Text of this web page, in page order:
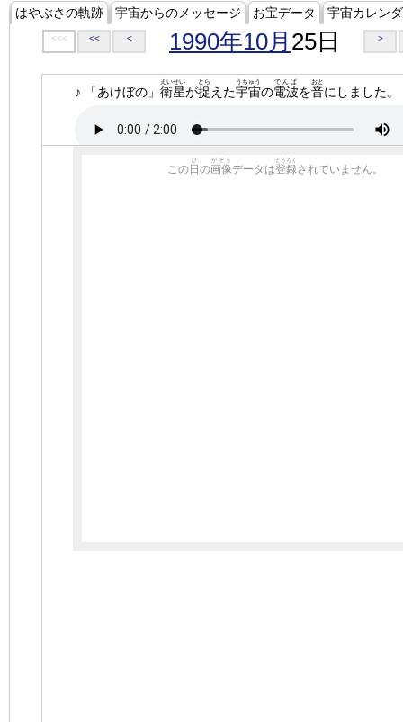
はやぶさの軌跡 宇宙からのメッセージ お宝データ 宇宙カレン
<<< << < 1990年10月 25日 >
♪ 「あけぼの」 衛星
えいせい
が捉
とら
えた宇宙
うちゅう
の電波
でんぱ
を音
おと
にしました。
この 日
ひ
の画像
がぞう
データは登録
とうろく
されていません。